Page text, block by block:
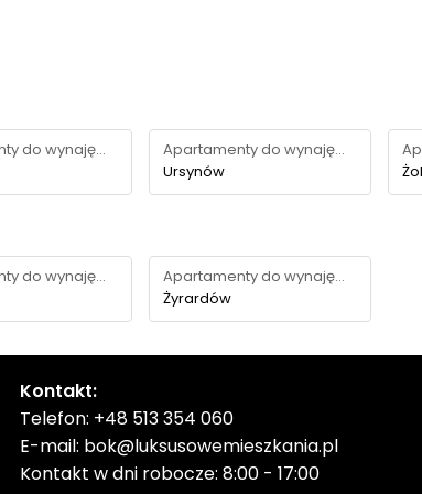
Apartamenty do wynajęcia
Apartamenty do wynajęcia
Ursynów
Apartamenty do wynajęcia
Apartamenty do wynajęcia
Żyrardów
Kontakt:
Telefon: +48 513 354 060
E-mail: bok@luksusowemieszkania.pl
Kontakt w dni robocze: 8:00 - 17:00